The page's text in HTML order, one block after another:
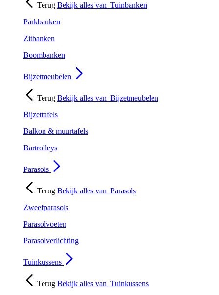
Terug Bekijk alles van Tuinbanken
Parkbanken
Zitbanken
Boombanken
Bijzetmeubelen
Terug Bekijk alles van Bijzetmeubelen
Bijzettafels
Balkon & muurtafels
Bartrolleys
Parasols
Terug Bekijk alles van Parasols
Zweefparasols
Parasolvoeten
Parasolverlichting
Tuinkussens
Terug Bekijk alles van Tuinkussens